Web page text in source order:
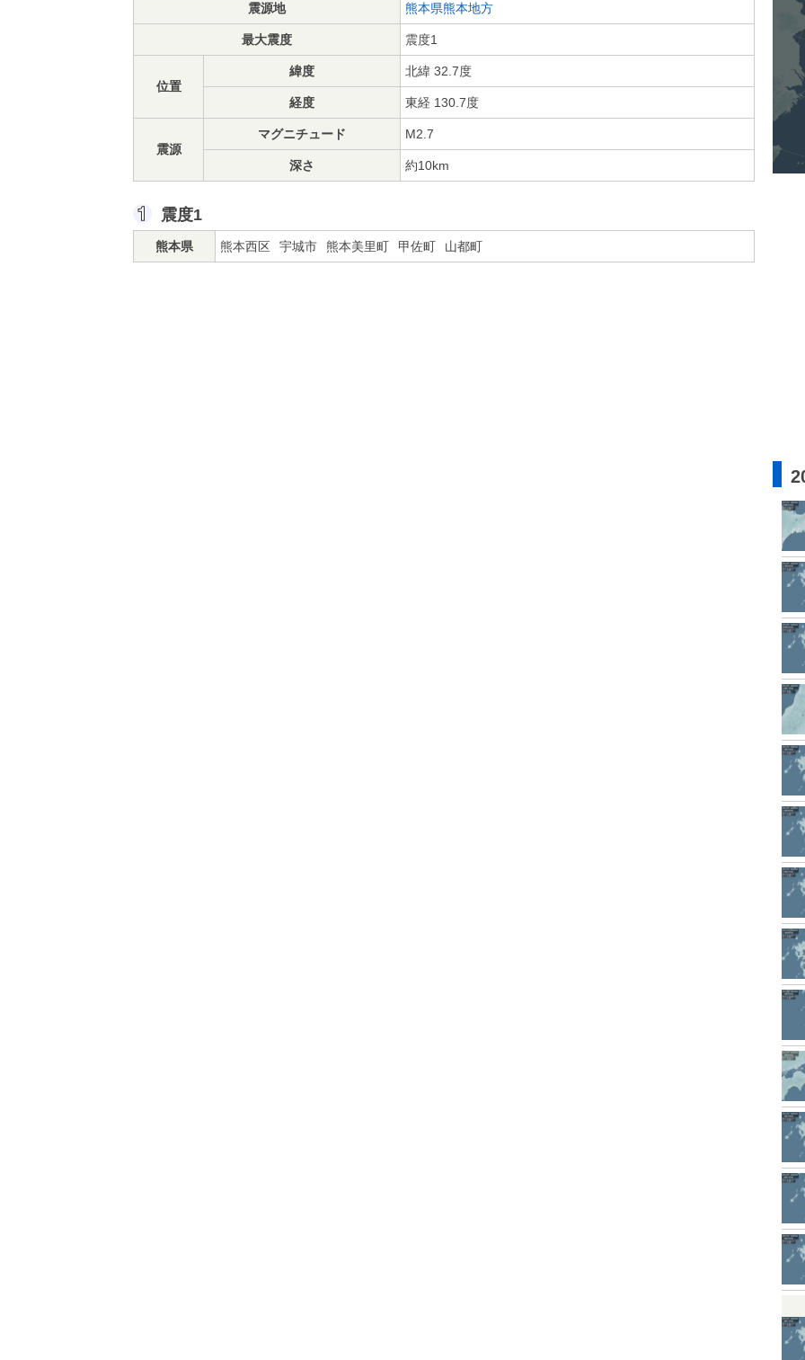
震源地 熊本県熊本地方
最大震度 震度1
位置
緯度 北緯 32.7度
経度 東経 130.7度
震源
マグニチュード M2.7
深さ 約10km
震度1
熊本県 熊本西区 宇城市 熊本美里町 甲佐町 山都町